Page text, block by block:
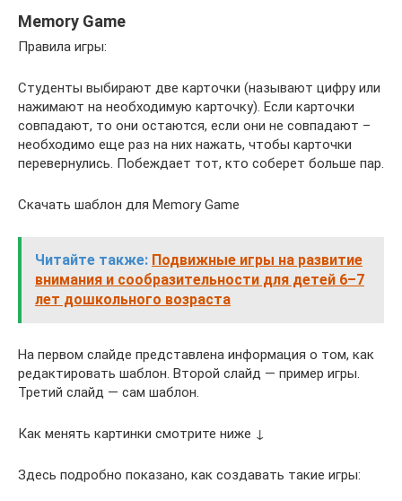
Memory Game
Правила игры:
Студенты выбирают две карточки (называют цифру или
нажимают на необходимую карточку). Если карточки
совпадают, то они остаются, если они не совпадают –
необходимо еще раз на них нажать, чтобы карточки
перевернулись. Побеждает тот, кто соберет больше пар.
Скачать шаблон для Memory Game
Читайте также: Подвижные игры на развитие
внимания и сообразительности для детей 6–7
лет дошкольного возраста
На первом слайде представлена информация о том, как
редактировать шаблон. Второй слайд — пример игры.
Третий слайд — сам шаблон.
Как менять картинки смотрите ниже ↓
Здесь подробно показано, как создавать такие игры: